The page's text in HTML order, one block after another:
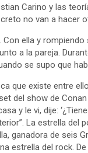
Carino y las
no van a hacer
ella y
a la pareja.
se supo que
que existe entre
del show de
y le vi, dije:
La estrella del
ganadora de seis
estrella del rock.